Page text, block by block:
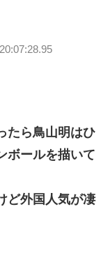
たら鳥山明はひ
ボールを描いて
ど外国人気が凄